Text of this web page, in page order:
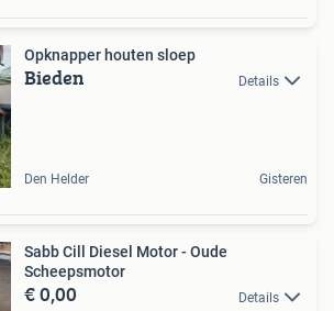
Opknapper houten sloep
Bieden Details
Den Helder Gisteren
Sabb Cill Diesel Motor - Oude
Scheepsmotor
€ 0,00 Details